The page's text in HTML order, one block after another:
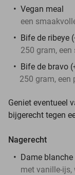
Vegan meal
een
Bife de ribeye
250 gram,
Bife de bravo
250 gram, een
Geniet eventueel
bijgerecht tegen
Nagerecht
Dame blanche
met vanille-